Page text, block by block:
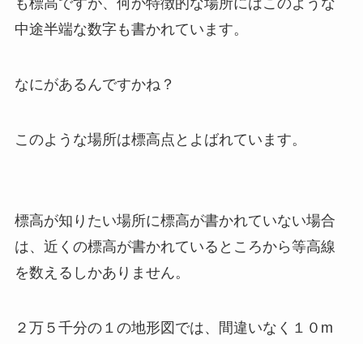
も標高ですが、何か特徴的な場所にはこのような
中途半端な数字も書かれています。
なにがあるんですかね？
このような場所は標高点とよばれています。
標高が知りたい場所に標高が書かれていない場合
は、近くの標高が書かれているところから等高線
を数えるしかありません。
２万５千分の１の地形図では、間違いなく１０m